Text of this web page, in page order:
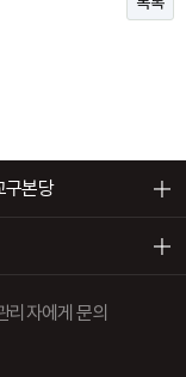
구본당
리자에게 문의